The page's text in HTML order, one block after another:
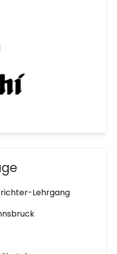
Lehrgang